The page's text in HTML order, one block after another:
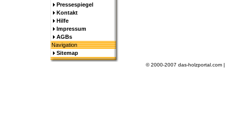
Pressespiegel
Kontakt
Hilfe
Impressum
AGBs
Navigation
Sitemap
© 2000-2007 das-holzportal.com |